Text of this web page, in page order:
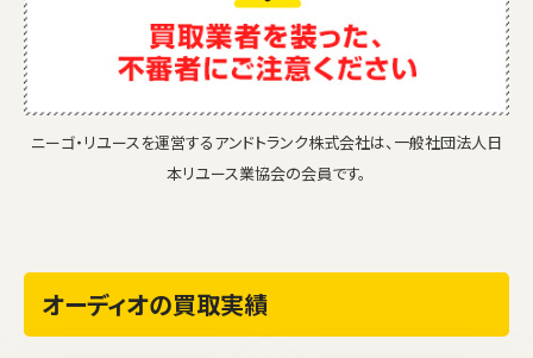
ニーゴ・リユースを運営するアンドトランク株式会社は、一般社団法人日
本リユース業協会の会員です。
オーディオの買取実績